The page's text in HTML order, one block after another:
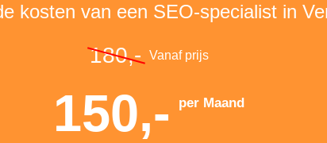
kosten van een SEO-specialist in
180,- Vanaf prijs
150,- per Maand